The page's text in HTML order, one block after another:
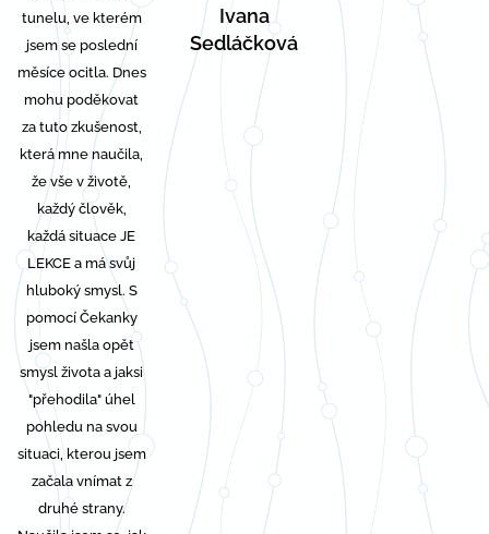
tunelu, ve kterém
jsem se poslední
měsíce ocitla. Dnes
mohu poděkovat
za tuto zkušenost,
která mne naučila,
že vše v životě,
každý člověk,
každá situace JE
LEKCE a má svůj
hluboký smysl. S
pomocí Čekanky
jsem našla opět
smysl života a jaksi
"přehodila" úhel
pohledu na svou
situaci, kterou jsem
začala vnímat z
druhé strany.
Ivana
Sedláčková